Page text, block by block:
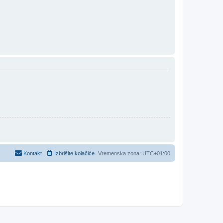
Vremenska zona: UTC+01:00
Izbrišite kolačiće
Kontakt